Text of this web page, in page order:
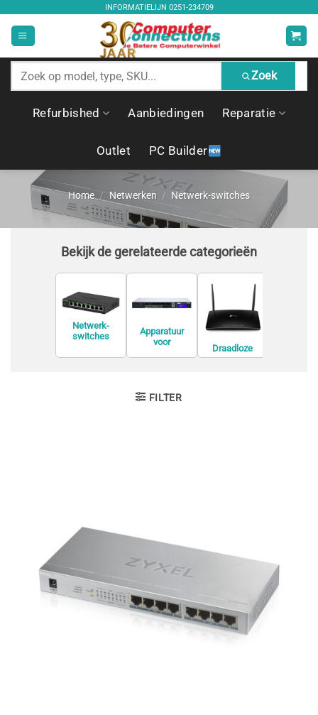
inhoud
INFORMATIELIJN 0251-234709
Zoek
producten
Zoek
Refurbished Aanbiedingen Reparatie
Outlet PC Builder
Home / Netwerken / Netwerk-switches
Bekijk de gerelateerde categorieën
Netwerk-
switches
Apparatuur
voor
Draadloze
routers
FILTER